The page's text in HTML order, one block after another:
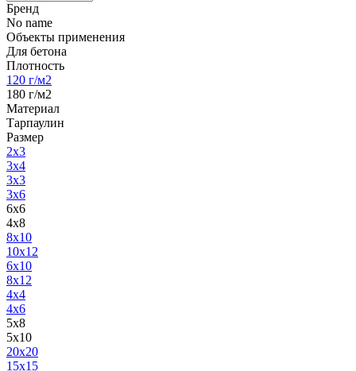
Бренд
No name
Объекты применения
Для бетона
Плотность
120 г/м2
180 г/м2
Материал
Тарпаулин
Размер
2х3
3х4
3х3
3х6
6х6
4х8
8х10
10х12
6х10
8х12
4х4
4х6
5х8
5х10
20х20
15x15